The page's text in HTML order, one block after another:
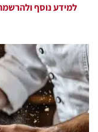
למידע נוסף